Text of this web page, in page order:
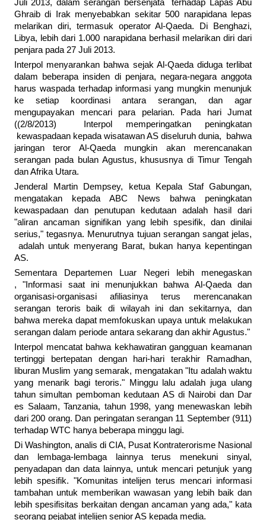
Juli 2013, dalam serangan bersenjata terhadap Lapas Abu
Ghraib di Irak menyebabkan sekitar 500 narapidana lepas
melarikan diri, termasuk operator Al-Qaeda. Di Benghazi,
Libya, lebih dari 1.000 narapidana berhasil melarikan diri dari
penjara pada 27 Juli 2013.
Interpol menyarankan bahwa sejak Al-Qaeda diduga terlibat
dalam beberapa insiden di penjara, negara-negara anggota
harus waspada terhadap informasi yang mungkin menunjuk
ke setiap koordinasi antara serangan, dan agar
mengupayakan mencari para pelarian. Pada hari Jumat
((2/8/2013) Interpol memperingatkan peningkatan
kewaspadaan kepada wisatawan AS diseluruh dunia, bahwa
jaringan teror Al-Qaeda mungkin akan merencanakan
serangan pada bulan Agustus, khususnya di Timur Tengah
dan Afrika Utara.
Jenderal Martin Dempsey, ketua Kepala Staf Gabungan,
mengatakan kepada ABC News bahwa peningkatan
kewaspadaan dan penutupan kedutaan adalah hasil dari
"aliran ancaman signifikan yang lebih spesifik, dan dinilai
serius," tegasnya. Menurutnya tujuan serangan sangat jelas,
adalah untuk menyerang Barat, bukan hanya kepentingan
AS.
Sementara Departemen Luar Negeri lebih menegaskan
, "Informasi saat ini menunjukkan bahwa Al-Qaeda dan
organisasi-organisasi afiliasinya terus merencanakan
serangan teroris baik di wilayah ini dan sekitarnya, dan
bahwa mereka dapat memfokuskan upaya untuk melakukan
serangan dalam periode antara sekarang dan akhir Agustus."
Interpol mencatat bahwa kekhawatiran gangguan keamanan
tertinggi bertepatan dengan hari-hari terakhir Ramadhan,
liburan Muslim yang semarak, mengatakan "Itu adalah waktu
yang menarik bagi teroris." Minggu lalu adalah juga ulang
tahun simultan pemboman kedutaan AS di Nairobi dan Dar
es Salaam, Tanzania, tahun 1998, yang menewaskan lebih
dari 200 orang. Dan peringatan serangan 11 September (911)
terhadap WTC hanya beberapa minggu lagi.
Di Washington, analis di CIA, Pusat Kontraterorisme Nasional
dan lembaga-lembaga lainnya terus menekuni sinyal,
penyadapan dan data lainnya, untuk mencari petunjuk yang
lebih spesifik. "Komunitas intelijen terus mencari informasi
tambahan untuk memberikan wawasan yang lebih baik dan
lebih spesifisitas berkaitan dengan ancaman yang ada," kata
seorang pejabat intelijen senior AS kepada media.